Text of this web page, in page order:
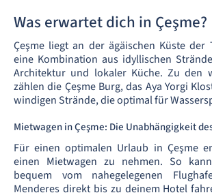
Was erwartet dich in Çeşme?
Çeşme liegt an der ägäischen Küste
eine Kombination aus idyllischen
Architektur und lokaler Küche. Zu den
zählen die Çeşme Burg, das Aya Yorgi
windigen Strände, die optimal für
Mietwagen in Çeşme: Die Unabhängigkeit
Für einen optimalen Urlaub in Çeşme
einen Mietwagen zu nehmen. So
bequem vom nahegelegenen
Menderes direkt bis zu deinem Hotel